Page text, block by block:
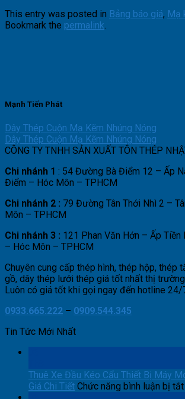
This entry was posted in Bảng báo giá, Mạ
Bookmark the permalink.
Mạnh Tiến Phát
Dây Thép Cuộn Mạ Kẽm Nhúng Nóng
Dây Thép Cuộn Mạ Kẽm Nhúng Nóng
CÔNG TY TNHH SẢN XUẤT TÔN THÉP
Chi nhánh 1 : 54 Đường Bà Điểm 12 – Ấp
Điểm – Hóc Môn – TPHCM
Chi nhánh 2 : 79 Đường Tân Thới Nhì 2 –
Môn – TPHCM
Chi nhánh 3 : 121 Phan Văn Hớn – Ấp Tiền
– Hóc Môn – TPHCM
Chuyên cung cấp thép hình, thép hộp, thép
gồ, dây thép lưới thép giá tốt nhất thị
Luôn có giá tốt khi gọi ngay đến hotline 24/
0933.665.222 – 0909.544.345
Tin Tức Mới Nhất
Thuê Xe Đầu Kéo Cẩu Thiết Bị Máy
Giá Chi Tiết Chức năng bình luận bị tắtở